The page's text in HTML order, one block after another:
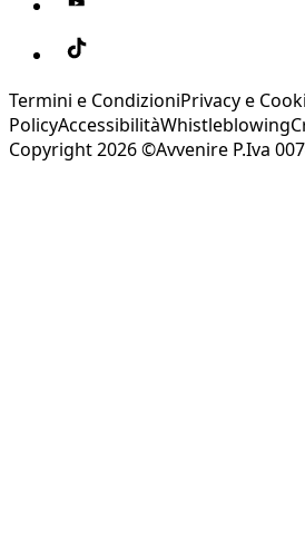
Termini e CondizioniPrivacy e
PolicyAccessibilitàWhistleblowing
Copyright 2026 ©Avvenire P.Iva